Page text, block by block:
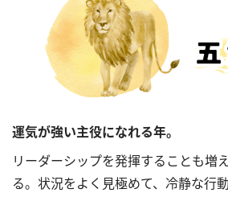
運気が強い主役になれる年。
リーダーシップを発揮することも増
る。状況をよく見極めて、冷静な行動